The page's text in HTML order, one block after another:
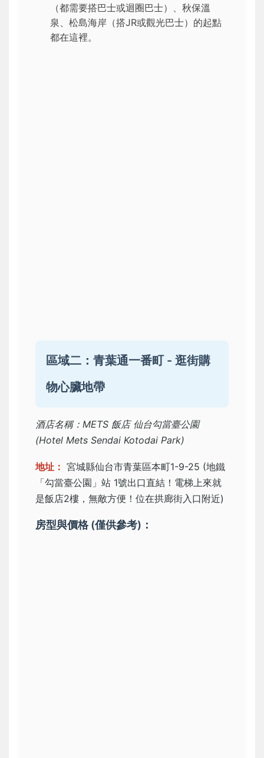
（都需要搭巴士或迴圈巴士）、秋保溫
泉、松島海岸（搭JR或觀光巴士）的起點
都在這裡。
區域二：青葉通一番町 - 逛街購
物心臟地帶
酒店名稱：METS 飯店 仙台勾當臺公園
(Hotel Mets Sendai Kotodai Park)
地址： 宮城縣仙台市青葉區本町1-9-25 (地鐵
「勾當臺公園」站 1號出口直結！電梯上來就
是飯店2樓，無敵方便！位在拱廊街入口附近)
房型與價格 (僅供參考)：